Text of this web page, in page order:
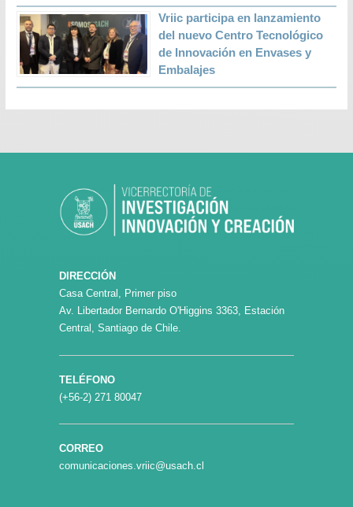
Vriic participa en lanzamiento
del nuevo Centro Tecnológico
de Innovación en Envases y
Embalajes
DIRECCIÓN
Casa Central, Primer piso
Av. Libertador Bernardo O'Higgins 3363, Estación
Central, Santiago de Chile.
TELÉFONO
(+56-2) 271 80047
CORREO
comunicaciones.vriic@usach.cl